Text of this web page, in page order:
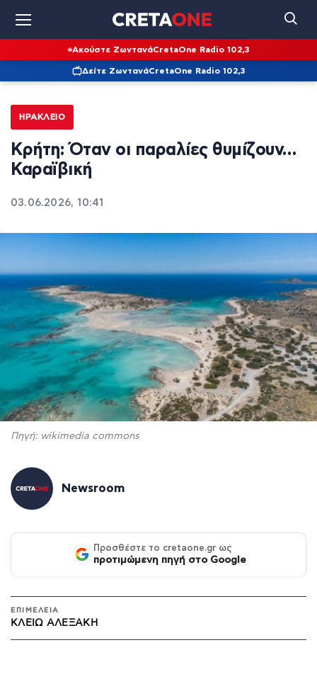
Ακούστε ΖωντανάCretaOne Radio 102,3
Δείτε ΖωντανάCretaOne Radio 102,3
ΗΡΆΚΛΕΙΟ
Κρήτη: Όταν οι παραλίες θυμίζουν…
Καραϊβική
03.06.2026, 10:41
Πηγή: wikimedia commons
Newsroom
Προσθέστε το cretaone.gr ως
προτιμώμενη πηγή στο Google
ΕΠΙΜΕΛΕΙΑ
ΚΛΕΙΏ ΑΛΕΞΆΚΗ